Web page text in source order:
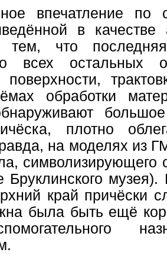
впечатление по
в
тем, что
всех остальных
поверхности,
обработки
плотно
на моделях из
символизирующего
Бруклинского
край причёски
была быть ещё